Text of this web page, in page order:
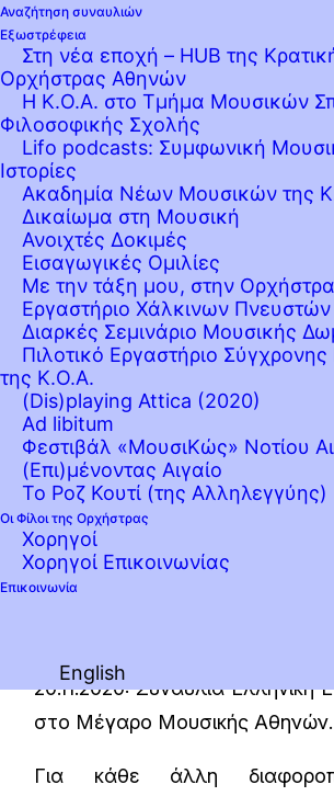
Αναζήτηση συναυλιών
Εξωστρέφεια
Στη νέα εποχή – HUB της
Ορχήστρας Αθηνών
Η Κ.Ο.Α. στο Τμήμα Μουσικών
Φιλοσοφικής Σχολής
Lifo podcasts: Συμφωνική
Ιστορίες
Ακαδημία Νέων Μουσικών της
Δικαίωμα στη Μουσική
Ανοιχτές Δοκιμές
Εισαγωγικές Ομιλίες
Με την τάξη μου, στην
Εργαστήριo Χάλκινων
Διαρκές Σεμινάριο Μουσικής
Πιλοτικό Εργαστήριο
της Κ.Ο.Α.
(Dis)playing Attica (2020)
Ad libitum
Φεστιβάλ «ΜουσιΚώς» Νοτίου
(Επι)μένοντας Αιγαίο
Το Ροζ Κουτί (της Αλληλεγγύης)
Οι Φίλοι της Ορχήστρας
Χορηγοί
Χορηγοί Επικοινωνίας
Επικοινωνία
English
Η Κρατική Ορχήστρα
ακολουθώντας τις οδηγίες
Υπουργείων για την αποφυγή
κορονοϊού COVID-19 και σε
τους συναρμόδιους
για τις συμπαραγωγές – δεν
πραγματοποιήσει τις
εκδηλώσεις της έως και τις
2020.
Πιο συγκεκριμένα,
συναυλίες:
20.11.2020: Συναυλία Ελληνική
στο Μέγαρο Μουσικής Αθηνών.
Για κάθε άλλη